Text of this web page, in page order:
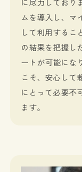
ムを導入し、マ
して利用するこ
の結果を把握し
ートが可能にな
こそ、安心して
にとって必要不
ます。